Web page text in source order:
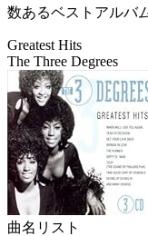
数あるベストアルバ
Greatest Hits
The Three Degrees
曲名リスト